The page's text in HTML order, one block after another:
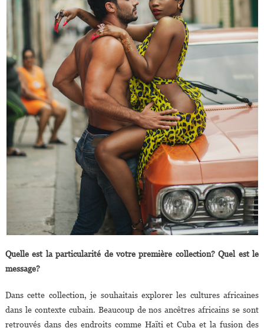
Quelle est la particularité de votre première collection? Quel est le
message?
Dans cette collection, je souhaitais explorer les cultures africaines
dans le contexte cubain. Beaucoup de nos ancêtres africains se sont
retrouvés dans des endroits comme Haïti et Cuba et la fusion des